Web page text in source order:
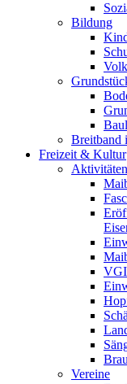
Bildung
Breitband
Freizeit & Kultur
Aktivitäten
Vereine